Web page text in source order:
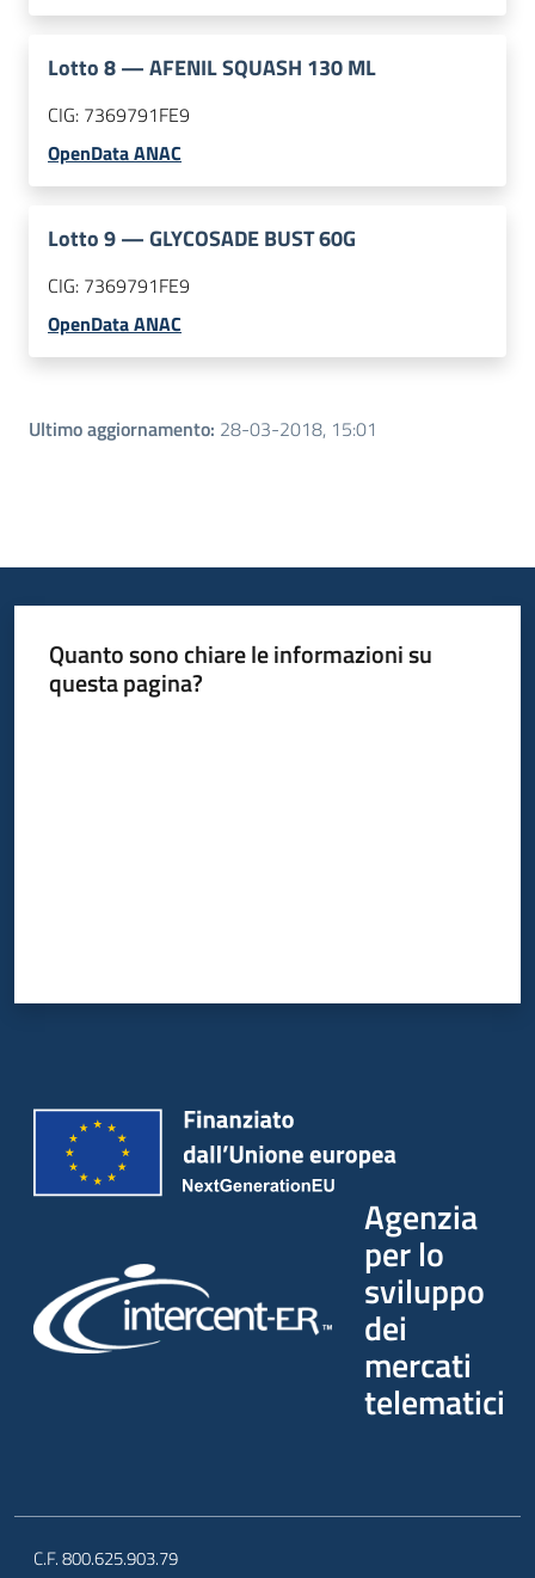
Lotto8—AFENIL SQUASH 130 ML
CIG: 7369791FE9
OpenData ANAC
Lotto9—GLYCOSADE BUST 60G
CIG: 7369791FE9
OpenData ANAC
Ultimo aggiornamento: 28-03-2018, 15:01
Quanto sono chiare le informazioni su
questa pagina?
Agenzia
per lo
sviluppo
dei
mercati
telematici
C.F. 800.625.903.79